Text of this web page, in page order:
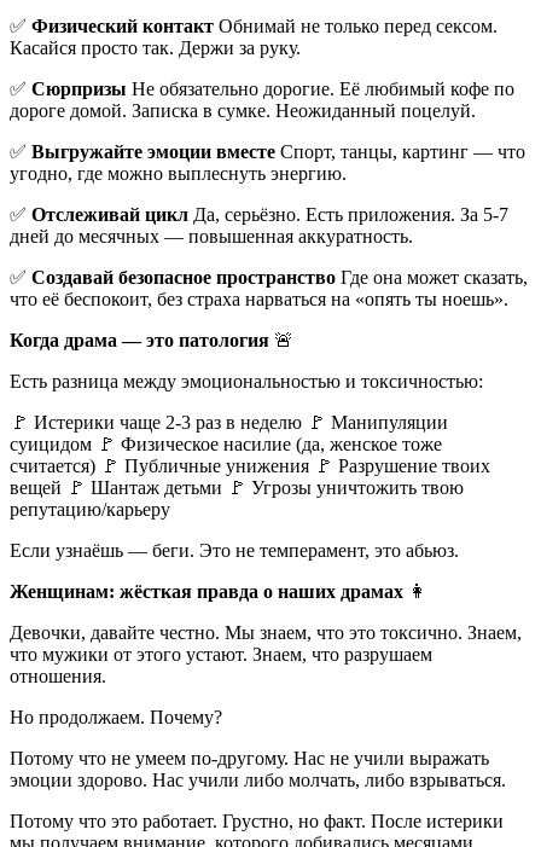
✅ Физический контакт Обнимай не только перед сексом.
Касайся просто так. Держи за руку.
✅ Сюрпризы Не обязательно дорогие. Её любимый кофе по
дороге домой. Записка в сумке. Неожиданный поцелуй.
✅ Выгружайте эмоции вместе Спорт, танцы, картинг — что
угодно, где можно выплеснуть энергию.
✅ Отслеживай цикл Да, серьёзно. Есть приложения. За 5-7
дней до месячных — повышенная аккуратность.
✅ Создавай безопасное пространство Где она может сказать,
что её беспокоит, без страха нарваться на «опять ты ноешь».
Когда драма — это патология 🚨
Есть разница между эмоциональностью и токсичностью:
🚩 Истерики чаще 2-3 раз в неделю 🚩 Манипуляции
суицидом 🚩 Физическое насилие (да, женское тоже
считается) 🚩 Публичные унижения 🚩 Разрушение твоих
вещей 🚩 Шантаж детьми 🚩 Угрозы уничтожить твою
репутацию/карьеру
Если узнаёшь — беги. Это не темперамент, это абьюз.
Женщинам: жёсткая правда о наших драмах 👩
Девочки, давайте честно. Мы знаем, что это токсично. Знаем,
что мужики от этого устают. Знаем, что разрушаем
отношения.
Но продолжаем. Почему?
Потому что не умеем по-другому. Нас не учили выражать
эмоции здорово. Нас учили либо молчать, либо взрываться.
Потому что это работает. Грустно, но факт. После истерики